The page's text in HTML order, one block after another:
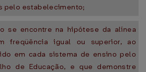
pelo estabelecimento;
se encontre na hipótese da alínea
freqüência igual ou superior, ao
em cada sistema de ensino pelo
de Educação, e que demonstre